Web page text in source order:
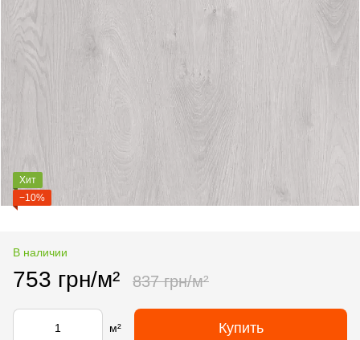
Хит
−10%
В наличии
753 грн/м² 837 грн/м²
м² Купить